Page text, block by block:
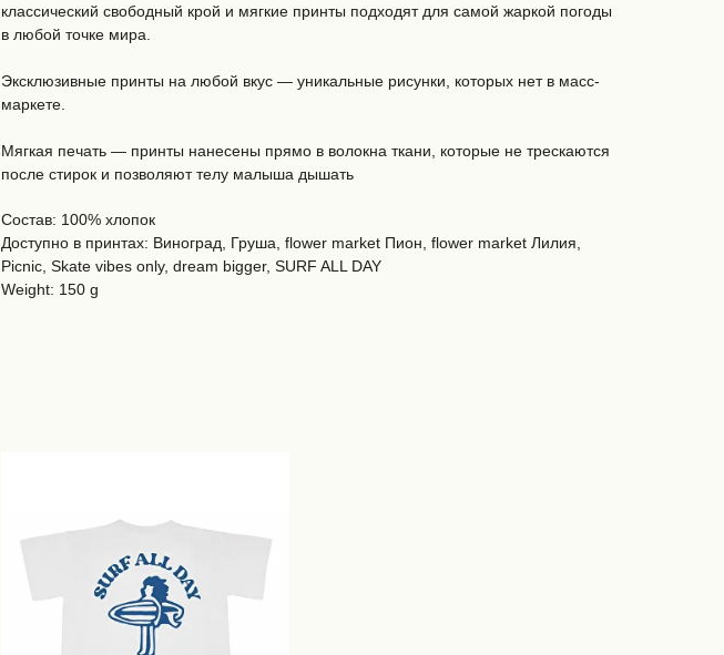
классический свободный крой и мягкие принты подходят для самой жаркой погоды
в любой точке мира.
Эксклюзивные принты на любой вкус — уникальные рисунки, которых нет в масс-
маркете.
Мягкая печать — принты нанесены прямо в волокна ткани, которые не трескаются
после стирок и позволяют телу малыша дышать
Состав: 100% хлопок
Доступно в принтах: Виноград, Груша, flower market Пион, flower market Лилия,
Picnic, Skate vibes only, dream bigger, SURF ALL DAY
Weight: 150 g